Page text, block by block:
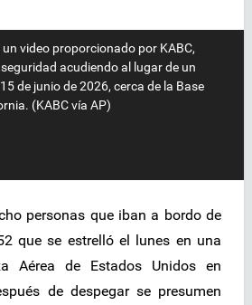
video proporcionado por KABC,
acudiendo al lugar de un
de junio de 2026, cerca de la Base
(KABC vía AP)
personas que iban a bordo de
que se estrelló el lunes en una
Aérea de Estados Unidos en
de despegar se presumen